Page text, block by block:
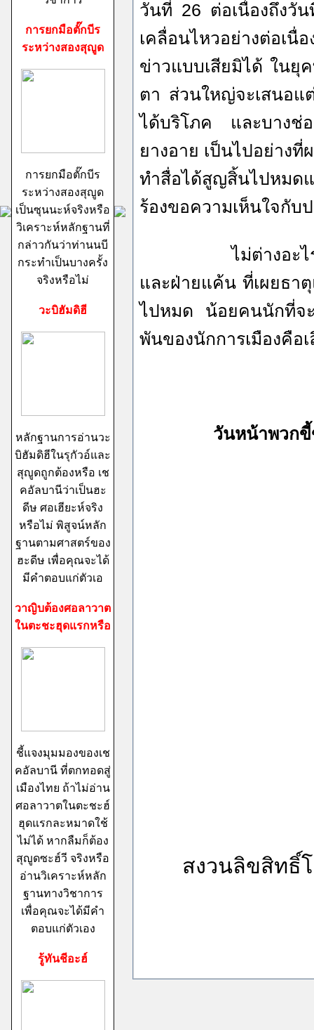
การยกมือตั๊กบีร
ระหว่างสองสุญูด
การยกมือตั๊กบีร
ระหว่างสองสุญูด
เป็นซุนนะห์จริงหรือ
วิเคราะห์หลักฐานที่
กล่าวกันว่าท่านนบี
กระทำเป็นบางครั้ง
จริงหรือไม่
วะบิฮัมดิฮี
หลักฐานการอ่านวะ
บิฮัมดิฮีในรุกัวอ์และ
สุญูดถูกต้องหรือ เช
คอัลบานีว่าเป็นฮะ
ดีษ ศอเฮียะห์จริง
หรือไม่ พิสูจน์หลัก
ฐานตามศาสตร์ของ
ฮะดีษ เพื่อคุณจะได้
มีคำตอบแก่ตัวเอ
วาญิบต้องศอลาวาต
ในตะชะฮุดแรกหรือ
ชี้แจงมุมมองของเช
คอัลบานี ที่ตกทอดสู่
เมืองไทย ถ้าไม่อ่าน
ศอลาวาตในตะชะฮ์
ฮุดแรกละหมาดใช้
ไม่ได้ หากลืมก็ต้อง
สุญูดซะฮ์วี จริงหรือ
อ่านวิเคราะห์หลัก
ฐานทางวิชาการ
เพื่อคุณจะได้มีคำ
ตอบแก่ตัวเอง
รู้ทันชีอะฮ์
วันที่ 26 ต่อเนื่องถึงวั
เคลื่อนไหวอย่างต่อเ
ข่าวแบบเสียมิได้ ในยุ
ตา ส่วนใหญ่จะเสนอแ
ได้บริโภค และบางช่อ
ยางอาย เป็นไปอย่า
ทำสื่อได้สูญสิ้นไปหมด
ร้องขอความเห็นใจกับ
ไม่ต่างอะไรกับนัก
และฝ่ายแค้น ที่เผยธา
ไปหมด น้อยคนนักที่จะ
พันของนักการเมืองคือ
วันหน้าพวกขี้ข้าน้
สงวนลิขสิทธิ์